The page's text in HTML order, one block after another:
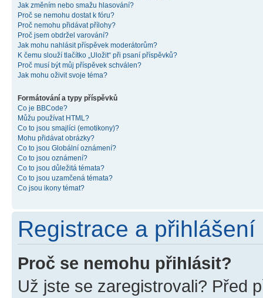
Jak změním nebo smažu hlasování?
Proč se nemohu dostat k fóru?
Proč nemohu přidávat přílohy?
Proč jsem obdržel varování?
Jak mohu nahlásit příspěvek moderátorům?
K čemu slouží tlačítko „Uložit“ při psaní příspěvků?
Proč musí být můj příspěvek schválen?
Jak mohu oživit svoje téma?
Formátování a typy příspěvků
Co je BBCode?
Můžu používat HTML?
Co to jsou smajlíci (emotikony)?
Mohu přidávat obrázky?
Co to jsou Globální oznámení?
Co to jsou oznámení?
Co to jsou důležitá témata?
Co to jsou uzamčená témata?
Co jsou ikony témat?
Registrace a přihlášení
Proč se nemohu přihlásit?
Už jste se zaregistrovali? Před